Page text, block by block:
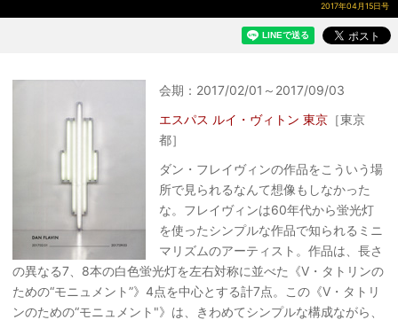
2017年04月15日号
会期：2017/02/01～2017/09/03
エスパス ルイ・ヴィトン 東京 ［東京
都］
ダン・フレイヴィンの作品をこういう場
所で見られるなんて想像もしなかった
な。フレイヴィンは60年代から蛍光灯
を使ったシンプルな作品で知られるミニ
マリズムのアーティスト。作品は、長さ
の異なる7、8本の白色蛍光灯を左右対称に並べた《V・タトリンの
ための“モニュメント”》4点を中心とする計7点。この《V・タトリ
ンのための“モニュメント"》は、きわめてシンプルな構成ながら、